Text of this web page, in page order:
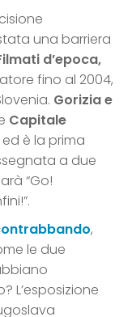
una barriera
d’epoca,
fino al 2004,
Gorizia e
Capitale
ed è la prima
a due
“Go!
,
le due
L’esposizione